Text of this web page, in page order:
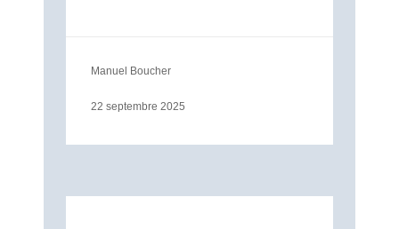
Manuel Boucher
22 septembre 2025